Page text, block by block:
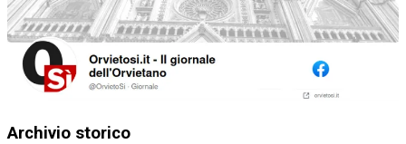
Archivio storico